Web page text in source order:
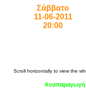
Σάββατο
11-06-2011
20:00
Αναπαραγωγή